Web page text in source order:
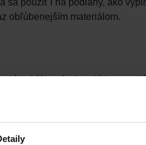
obľúbenejším materiálom.
obľúbený v interiéri a
Minimálne opracované
drevených